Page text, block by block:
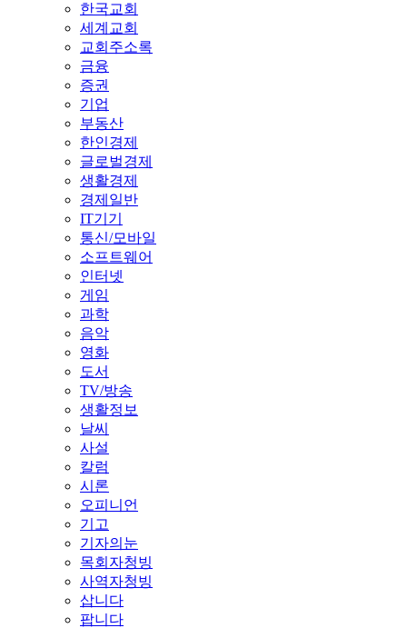
한국교회
세계교회
교회주소록
금융
증권
기업
부동산
한인경제
글로벌경제
생활경제
경제일반
IT기기
통신/모바일
소프트웨어
인터넷
게임
과학
음악
영화
도서
TV/방송
생활정보
날씨
사설
칼럼
시론
오피니언
기고
기자의눈
목회자청빙
사역자청빙
삽니다
팝니다